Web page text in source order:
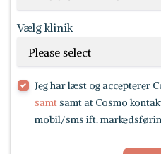
Vælg klinik
Jeg har læst og accepterer
samtsamt at Cosmo
mobil/sms ift.